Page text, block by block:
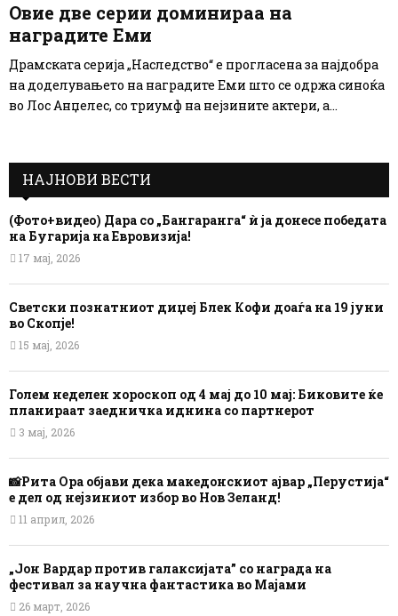
Овие две серии доминираа на
наградите Еми
Драмската серија „Наследство“ е прогласена за најдобра
на доделувањето на наградите Еми што се одржа синоќа
во Лос Анџелес, со триумф на нејзините актери, а...
НАЈНОВИ ВЕСТИ
(Фото+видео) Дара со „Бангаранга“ ѝ ја донесе победата
на Бугарија на Евровизија!
17 мај, 2026
Светски познатниот диџеј Блек Кофи доаѓа на 19 јуни
во Скопје!
15 мај, 2026
Голем неделен хороскоп од 4 мај до 10 мај: Биковите ќе
планираат заедничка иднина со партнерот
3 мај, 2026
📸Рита Ора објави дека македонскиот ајвар „Перустија“
е дел од нејзиниот избор во Нов Зеланд!
11 април, 2026
„Јон Вардар против галаксијата” со награда на
фестивал за научна фантастика во Мајами
26 март, 2026